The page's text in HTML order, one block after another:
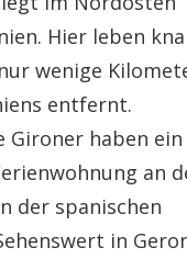
Hier leben
wenige
entfernt.
Gironer haben
an
der spanischen
in